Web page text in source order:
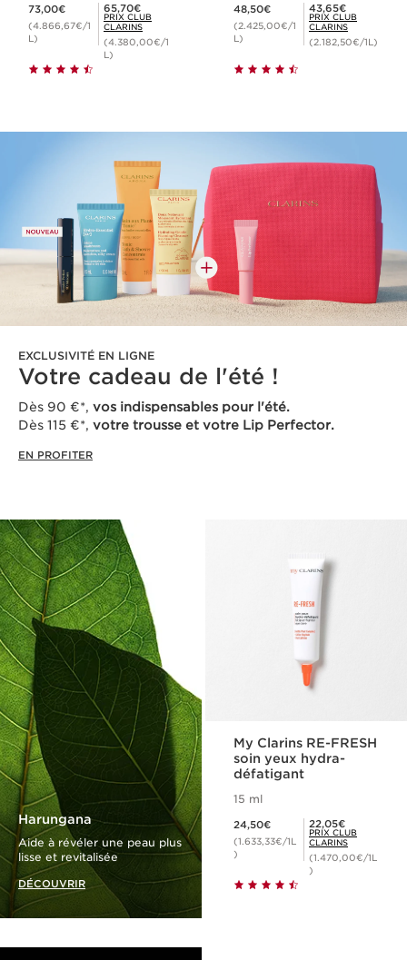
73,00€
(4.866,67€/1
L)
Prix Club Clarins 65,70€
65,70€
PRIX CLUB
CLARINS
(4.380,00€/1
L)
48,50€
(2.425,00€/1
L)
Prix Club Clarins 43,65€
43,65€
PRIX CLUB
CLARINS
(2.182,50€/1L)
EXCLUSIVITÉ EN LIGNE
Votre cadeau de l'été !
Dès 90 €*, vos indispensables pour l'été.
Dès 115 €*, votre trousse et votre Lip Perfector.
EN PROFITER
Harungana
Aide à révéler une peau plus
lisse et revitalisée
DÉCOUVRIR
My Clarins RE-FRESH
soin yeux hydra-
défatigant
15 ml
24,50€
(1.633,33€/1L
)
Prix Club Clarins 22,05€
22,05€
PRIX CLUB
CLARINS
(1.470,00€/1L
)